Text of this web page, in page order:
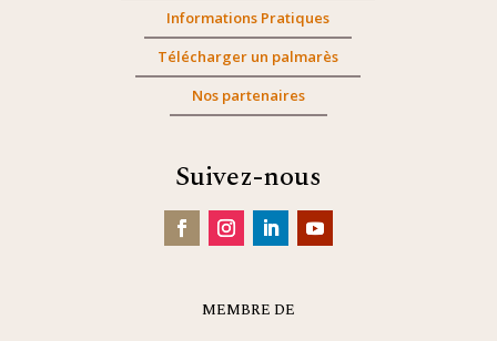
Informations Pratiques
Télécharger un palmarès
Nos partenaires
Suivez-nous
MEMBRE DE